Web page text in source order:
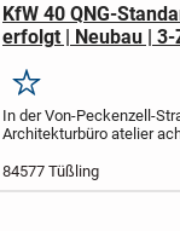
KfW 40 QNG-
erfolgt | Neubau |
Abschreibung*
Merken
In der Von-Peckenzell-
Architekturbüro atelier
ansprechendes Quartier
familiären Häusern
84577 Tüßling